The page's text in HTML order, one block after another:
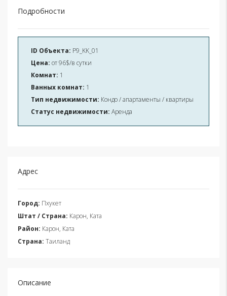
Подробности
ID Объекта: P9_KK_01
Цена: от96$/в сутки
Комнат: 1
Ванных комнат: 1
Тип недвижимости: Кондо / апартаменты / квартиры
Статус недвижимости: Аренда
Адрес
Город: Пхукет
Штат / Страна: Карон, Ката
Район: Карон, Ката
Страна: Таиланд
Описание